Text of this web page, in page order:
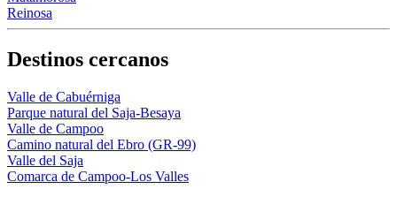
Reinosa
Destinos cercanos
Valle de Cabuérniga
Parque natural del Saja-Besaya
Valle de Campoo
Camino natural del Ebro (GR-99)
Valle del Saja
Comarca de Campoo-Los Valles